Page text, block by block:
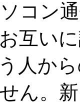
コン
互い
人か
ん。